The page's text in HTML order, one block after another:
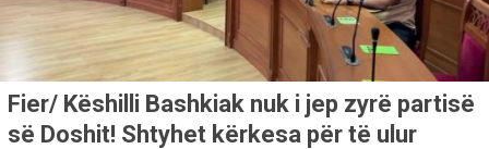
Fier/ Këshilli Bashkiak nuk i jep zyrë partisë
së Doshit! Shtyhet kërkesa për të ulur